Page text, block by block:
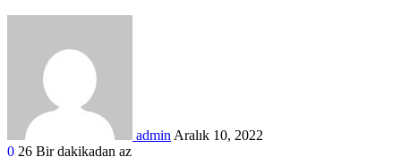
admin Aralık 10, 2022
0 26 Bir dakikadan az